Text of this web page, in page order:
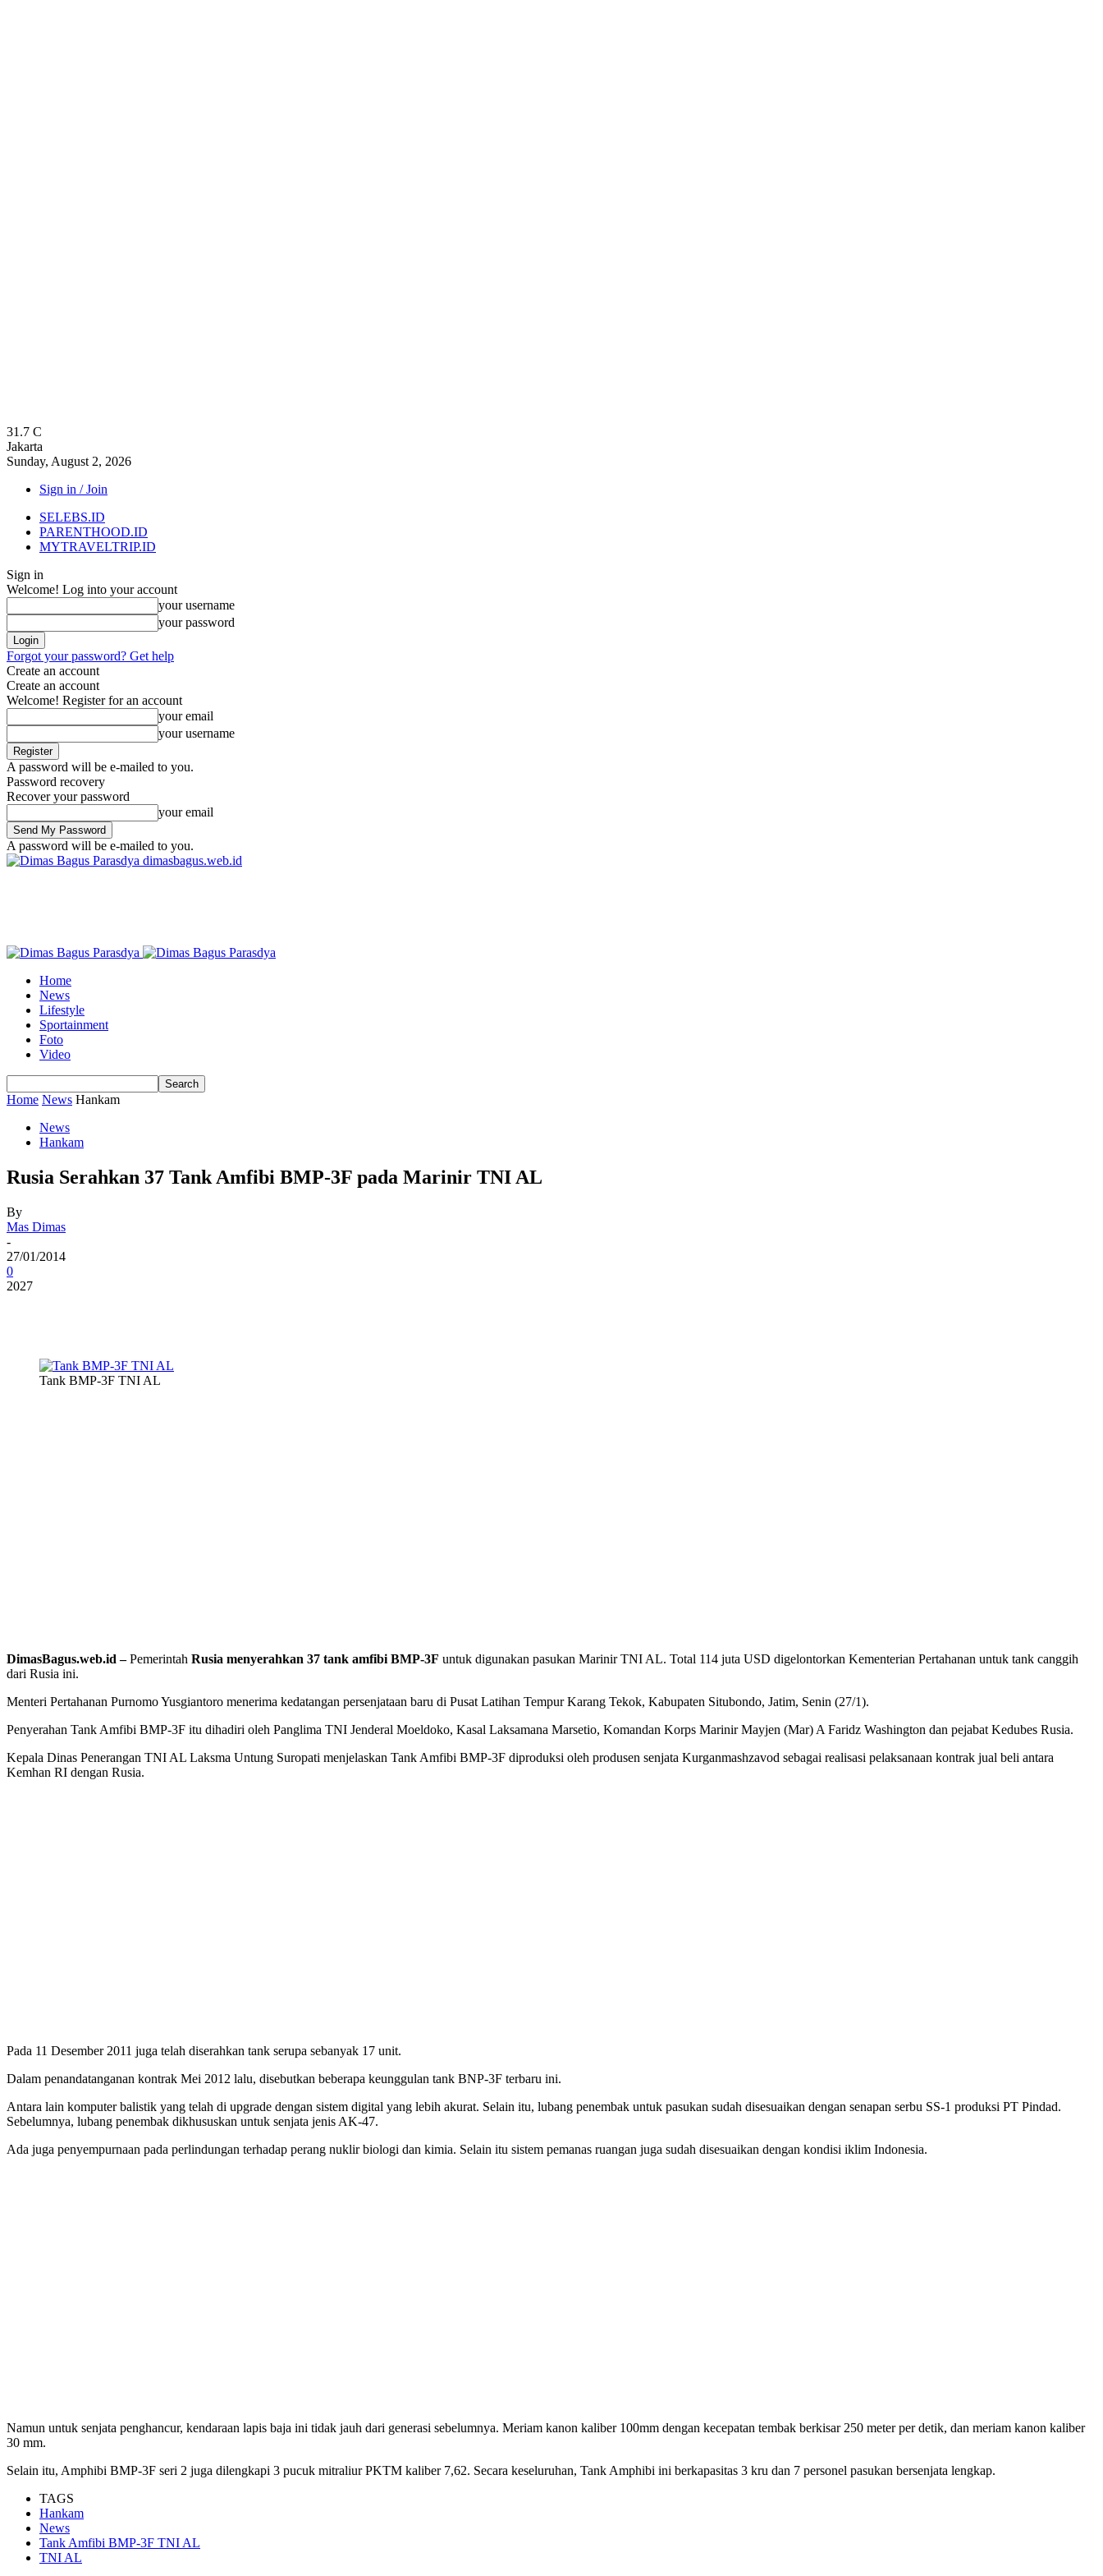
31.7 C
Jakarta
Sunday, August 2, 2026
Sign in / Join
SELEBS.ID
PARENTHOOD.ID
MYTRAVELTRIP.ID
Sign in
Welcome! Log into your account
your username
your password
Forgot your password? Get help
Create an account
Create an account
Welcome! Register for an account
your email
your username
A password will be e-mailed to you.
Password recovery
Recover your password
your email
A password will be e-mailed to you.
dimasbagus.web.id
Home
News
Lifestyle
Sportainment
Foto
Video
Home News Hankam
News
Hankam
Rusia Serahkan 37 Tank Amfibi BMP-3F pada Marinir TNI AL
By
Mas Dimas
-
27/01/2014
0
2027
Tank BMP-3F TNI AL
DimasBagus.web.id –Pemerintah Rusia menyerahkan 37 tank amfibi BMP-3F untuk digunakan pasukan Marinir TNI AL. Total 114 juta USD digelontorkan Kementerian Pertahanan untuk tank canggih
dari Rusia ini.
Menteri Pertahanan Purnomo Yusgiantoro menerima kedatangan persenjataan baru di Pusat Latihan Tempur Karang Tekok, Kabupaten Situbondo, Jatim, Senin (27/1).
Penyerahan Tank Amfibi BMP-3F itu dihadiri oleh Panglima TNI Jenderal Moeldoko, Kasal Laksamana Marsetio, Komandan Korps Marinir Mayjen (Mar) A Faridz Washington dan pejabat Kedubes Rusia.
Kepala Dinas Penerangan TNI AL Laksma Untung Suropati menjelaskan Tank Amfibi BMP-3F diproduksi oleh produsen senjata Kurganmashzavod sebagai realisasi pelaksanaan kontrak jual beli antara
Kemhan RI dengan Rusia.
Pada 11 Desember 2011 juga telah diserahkan tank serupa sebanyak 17 unit.
Dalam penandatanganan kontrak Mei 2012 lalu, disebutkan beberapa keunggulan tank BNP-3F terbaru ini.
Antara lain komputer balistik yang telah di upgrade dengan sistem digital yang lebih akurat. Selain itu, lubang penembak untuk pasukan sudah disesuaikan dengan senapan serbu SS-1 produksi PT Pindad.
Sebelumnya, lubang penembak dikhususkan untuk senjata jenis AK-47.
Ada juga penyempurnaan pada perlindungan terhadap perang nuklir biologi dan kimia. Selain itu sistem pemanas ruangan juga sudah disesuaikan dengan kondisi iklim Indonesia.
Namun untuk senjata penghancur, kendaraan lapis baja ini tidak jauh dari generasi sebelumnya. Meriam kanon kaliber 100mm dengan kecepatan tembak berkisar 250 meter per detik, dan meriam kanon kaliber
30 mm.
Selain itu, Amphibi BMP-3F seri 2 juga dilengkapi 3 pucuk mitraliur PKTM kaliber 7,62. Secara keseluruhan, Tank Amphibi ini berkapasitas 3 kru dan 7 personel pasukan bersenjata lengkap.
TAGS
Hankam
News
Tank Amfibi BMP-3F TNI AL
TNI AL